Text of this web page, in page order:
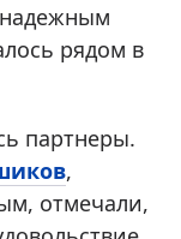
рядом в
партнеры.
,
отмечали,